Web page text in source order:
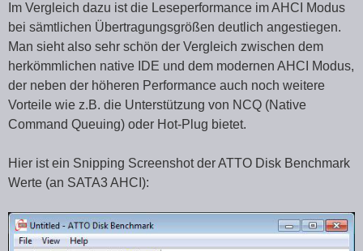
Im Vergleich dazu ist die Leseperformance im AHCI Modus
bei sämtlichen Übertragungsgrößen deutlich angestiegen.
Man sieht also sehr schön der Vergleich zwischen dem
herkömmlichen native IDE und dem modernen AHCI Modus,
der neben der höheren Performance auch noch weitere
Vorteile wie z.B. die Unterstützung von NCQ (Native
Command Queuing) oder Hot-Plug bietet.
Hier ist ein Snipping Screenshot der ATTO Disk Benchmark
Werte (an SATA3 AHCI):